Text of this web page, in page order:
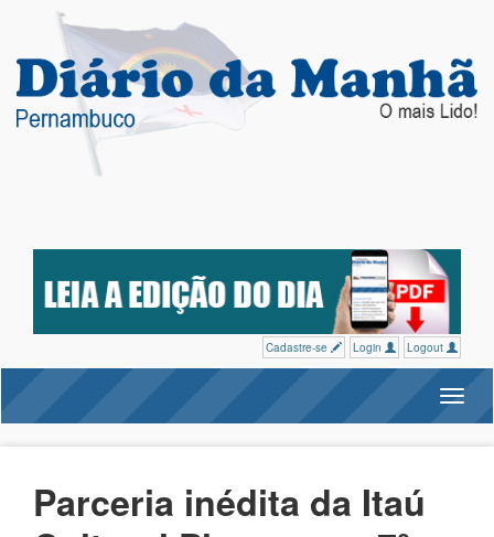
Cadastre-se Login Logout
Parceria inédita da Itaú